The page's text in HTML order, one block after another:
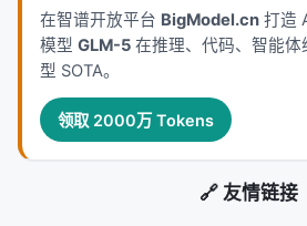
在智谱开放平台 BigModel.cn 打造
模型 GLM-5 在推理、代码、智能
型 SOTA。
领取 2000万 Tokens
🔗 友情链接